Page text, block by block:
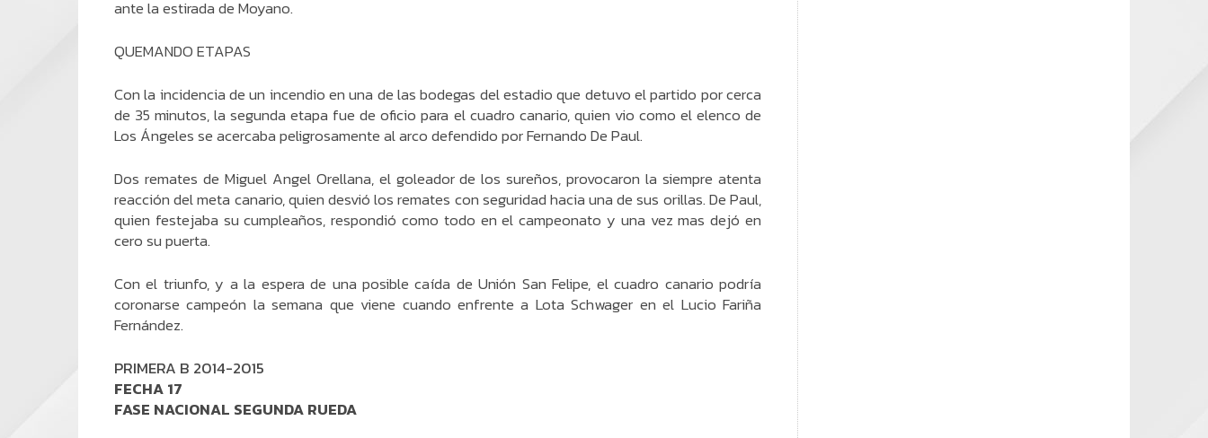
ante la estirada de Moyano.
QUEMANDO ETAPAS
Con la incidencia de un incendio en una de las bodegas del estadio que detuvo el partido por cerca
de 35 minutos, la segunda etapa fue de oficio para el cuadro canario, quien vio como el elenco de
Los Ángeles se acercaba peligrosamente al arco defendido por Fernando De Paul.
Dos remates de Miguel Angel Orellana, el goleador de los sureños, provocaron la siempre atenta
reacción del meta canario, quien desvió los remates con seguridad hacia una de sus orillas. De Paul,
quien festejaba su cumpleaños, respondió como todo en el campeonato y una vez mas dejó en
cero su puerta.
Con el triunfo, y a la espera de una posible caída de Unión San Felipe, el cuadro canario podría
coronarse campeón la semana que viene cuando enfrente a Lota Schwager en el Lucio Fariña
Fernández.
PRIMERA B 2014-2015
FECHA 17
FASE NACIONAL SEGUNDA RUEDA